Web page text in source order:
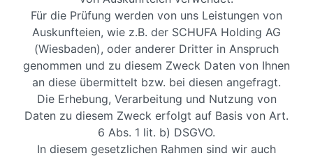
Für die Prüfung werden von uns Leistungen von
Auskunfteien, wie z.B. der SCHUFA Holding AG
(Wiesbaden), oder anderer Dritter in Anspruch
genommen und zu diesem Zweck Daten von Ihnen
an diese übermittelt bzw. bei diesen angefragt.
Die Erhebung, Verarbeitung und Nutzung von
Daten zu diesem Zweck erfolgt auf Basis von Art.
6 Abs. 1 lit. b) DSGVO.
In diesem gesetzlichen Rahmen sind wir auch